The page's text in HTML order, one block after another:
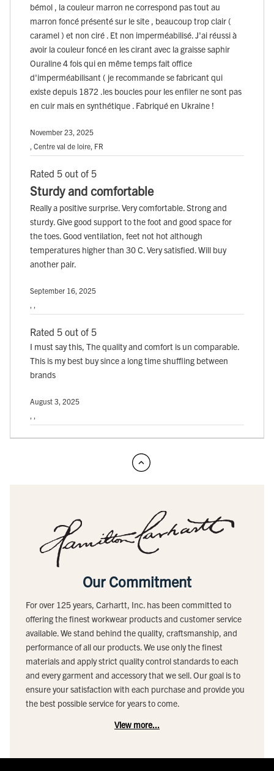
bémol , la couleur marron ne correspond pas tout au
marron foncé présenté sur le site , beaucoup trop clair (
caramel ) et non ciré . Et non imperméabilisé. J'ai réussi à
avoir la couleur foncé en les cirant avec la graisse saphir
Ouraline 4 fois qui en même temps fait office
d'imperméabilisant ( je recommande se fabricant qui
existe depuis 1872 .les boucles pour les enfiler ne sont pas
en cuir mais en synthétique . Fabriqué en Ukraine !
November 23, 2025
, Centre val de loire, FR
Rated 5 out of 5
Sturdy and comfortable
Really a positive surprise. Very comfortable. Strong and
sturdy. Give good support to the foot and good space for
the toes. Good ventilation, feet not hot although
temperatures higher than 30 C. Very satisfied. Will buy
another pair.
September 16, 2025
Rated 5 out of 5
I must say this, The quality and comfort is un comparable.
This is my best buy since a long time shuffling between
brands
August 3, 2025
Our Commitment
For over 125 years, Carhartt, Inc. has been committed to
offering the finest workwear products and customer service
available. We stand behind the quality, craftsmanship, and
performance of all our products. We use only the finest
materials and apply strict quality control standards to each
and every garment and accessory that we sell. Our goal is to
ensure your satisfaction with each purchase and provide you
the best possible service for years to come.
View more...